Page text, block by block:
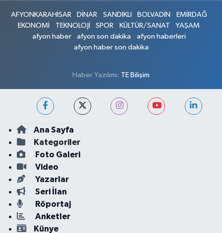
AFYONKARAHİSAR DİNAR SANDIKLI BOLVADİN
EMİRDAĞ
EKONOMİ
TEKNOLOJİ SPOR KÜLTÜR/SANAT
YAŞAM
afyon haber
afyon son dakika
afyon haberleri
afyon haber son dakika
Haber Yazılımı: TE Bilişim
Ana Sayfa
Kategoriler
Foto Galeri
Video
Yazarlar
Seri İlan
Röportaj
Anketler
Künye